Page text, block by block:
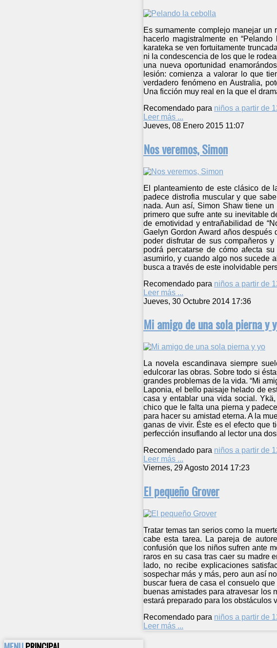
Es sumamente complejo manejar
hacerlo magistralmente en
karateka se ven fortuitamente
ni la condescencia de los que le
una nueva oportunidad
lesión: comienza a valorar lo que
verdadero fenómeno en Australia,
Una ficción muy real en la que el
Recomendado para niños a partir de
Leer más ...
Jueves, 08 Enero 2015 11:07
Nos veremos, Simon
El planteamiento de este clásico de
padece distrofia muscular y que
nada. Aun así, Simon Shaw tiene
primero que sufre ante su inevitable
de emotividad y entrañabilidad de
Gaelyn Gordon Award años
poder disfrutar de sus compañeros
podrá percatarse de cómo afecta
asumirlo, y cuando algo nos sucede
busca a través de este inolvidable
Recomendado para niños a partir de
Leer más ...
Jueves, 30 Octubre 2014 17:36
Mi amigo de una sola pierna y
La novela escandinava siempre
edulcorar las obras. Sobre todo si
grandes problemas de la vida. “Mi
Laponia, el bello paisaje helado de
casa y entablar una vida social.
chico que le falta una pierna y
para hacer su amistad eterna. A la
ganas de vivir. Éste es el efecto que
perfección insuflando al lector una
Recomendado para niños a partir de
Leer más ...
Viernes, 29 Agosto 2014 17:23
El pequeño Grover
Tratar temas tan serios como la
cabe esta tarea. La pareja de
confusión que los niños sufren ante
raros en su casa tras caer su madre
lado, no recibe explicaciones
sospechar más y más, pero aun así
buscar fuera de casa el consuelo
buenas amistades para atravesar los
estará preparado para los obstáculos
Recomendado para niños a partir de
Leer más ...